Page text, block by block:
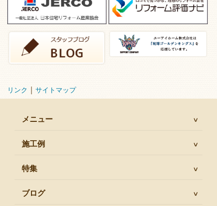
リンク サイトマップ
メニュー
施工例
特集
ブログ